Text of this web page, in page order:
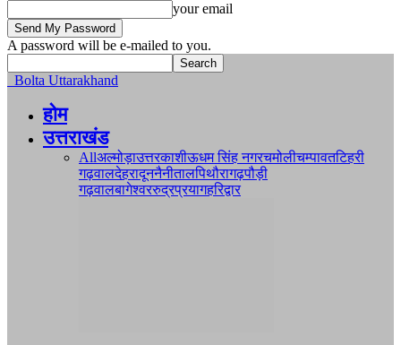
your email
A password will be e-mailed to you.
Bolta Uttarakhand
होम
उत्तराखंड
Allअल्मोड़ाउत्तरकाशीऊधम सिंह नगरचमोलीचम्पावतटिहरी
गढ़वालदेहरादूननैनीतालपिथौरागढ़पौड़ी
गढ़वालबागेश्वररुद्रप्रयागहरिद्वार